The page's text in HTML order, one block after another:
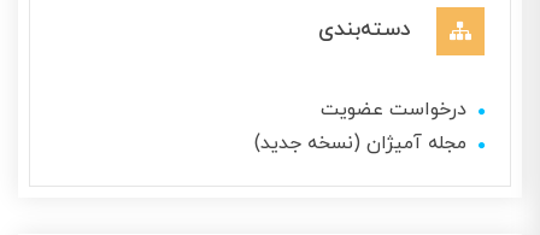
دسته‌بندی
درخواست عضویت
مجله آمیژان (نسخه جدید)